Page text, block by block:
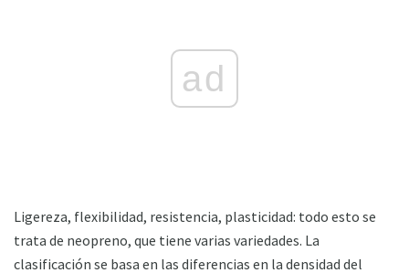
ad
Ligereza, flexibilidad, resistencia, plasticidad: todo esto se
trata de neopreno, que tiene varias variedades. La
clasificación se basa en las diferencias en la densidad del